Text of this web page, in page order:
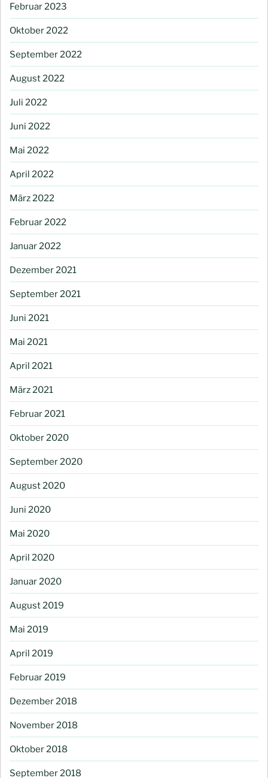
Februar 2023
Oktober 2022
September 2022
August 2022
Juli 2022
Juni 2022
Mai 2022
April 2022
März 2022
Februar 2022
Januar 2022
Dezember 2021
September 2021
Juni 2021
Mai 2021
April 2021
März 2021
Februar 2021
Oktober 2020
September 2020
August 2020
Juni 2020
Mai 2020
April 2020
Januar 2020
August 2019
Mai 2019
April 2019
Februar 2019
Dezember 2018
November 2018
Oktober 2018
September 2018